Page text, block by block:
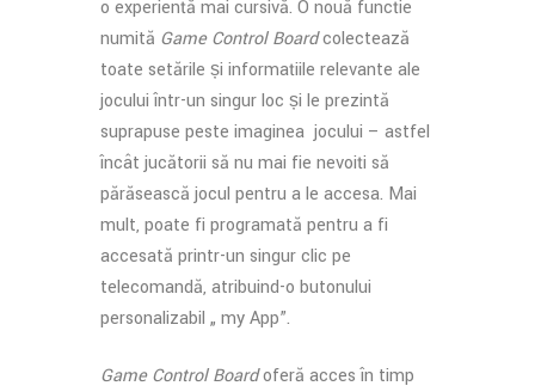
o experiență mai cursivă. O nouă funcție
numită Game Control Boardcolectează
toate setările și informațiile relevante ale
jocului într-un singur loc și le prezintă
suprapuse peste imaginea jocului – astfel
încât jucătorii să nu mai fie nevoiți să
părăsească jocul pentru a le accesa. Mai
mult, poate fi programată pentru a fi
accesată printr-un singur clic pe
telecomandă, atribuind-o butonului
personalizabil „ my App”.
Game Control Boardoferă acces în timp